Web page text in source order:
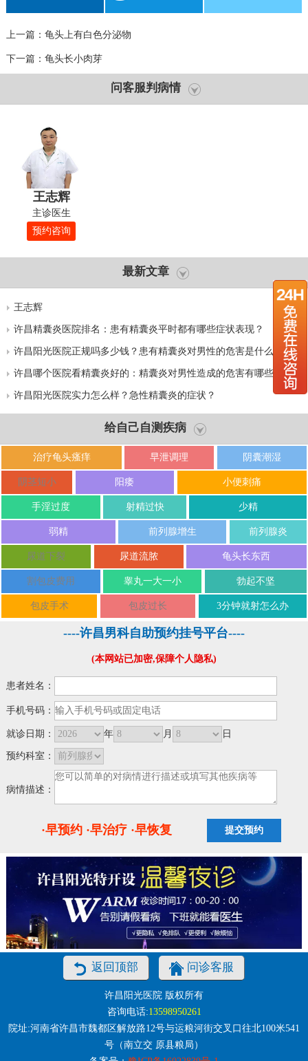
上一篇： 龟头上有白色分泌物
下一篇： 龟头长小肉芽
问客服判病情
王志辉
主诊医生
预约咨询
最新文章
王志辉
许昌精囊炎医院排名：患有精囊炎平时都有哪些症状表现？
许昌阳光医院正规吗多少钱？患有精囊炎对男性的危害是什么？
许昌哪个医院看精囊炎好的：精囊炎对男性造成的危害有哪些？
许昌阳光医院实力怎么样？急性精囊炎的症状？
给自己自测疾病
治疗龟头瘙痒 早泄调理 阴囊潮湿
阴茎短小 阳痿 小便刺痛
手淫过度 射精过快 少精
弱精 前列腺增生 前列腺炎
尿道下裂 尿道流脓 龟头长东西
割包皮费用 睾丸一大一小 勃起不坚
包皮手术 包皮过长 3分钟就射怎么办
----许昌男科自助预约挂号平台----
(本网站已加密,保障个人隐私)
患者姓名：
手机号码：
就诊日期： 年 月 日
预约科室：
病情描述：
·早预约 ·早治疗 ·早恢复
返回顶部 问诊客服
许昌阳光医院 版权所有
咨询电话:13598950261
院址:河南省许昌市魏都区解放路12号与运粮河街交叉口往北100米541
号（南立交 原县粮局）